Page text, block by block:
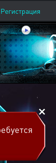
Регистрация